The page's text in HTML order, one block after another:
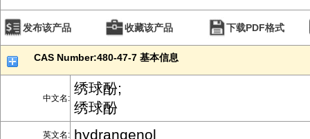
发布该产品 收藏该产品 下载PDF格式
CAS Number:480-47-7 基本信息
中文名:
绣球酚;
绣球酚
英文名: hydrangenol